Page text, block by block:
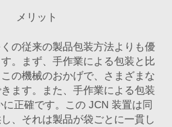
メリット
の従来の製品包装方法よりも優
。まず、手作業による包装と比
の機械のおかげで、さまざまな
ます。また、手作業による包装
に正確です。この JCN 装置は同
、それは製品が袋ごとに一貫し